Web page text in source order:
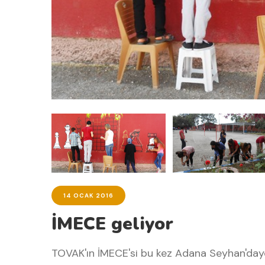
14 OCAK 2016
İMECE geliyor
TOVAK'ın İMECE'si bu kez Adana